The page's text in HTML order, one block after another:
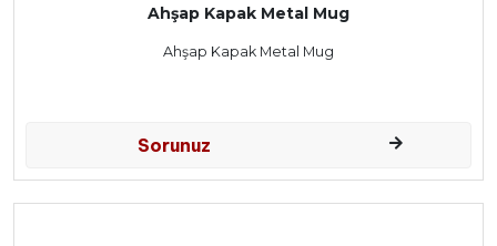
Ahşap Kapak Metal Mug
Ahşap Kapak Metal Mug
Sorunuz